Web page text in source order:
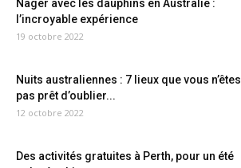
Nager avec les dauphins en Australie :
l’incroyable expérience
19 octobre 2022
Nuits australiennes : 7 lieux que vous n’êtes
pas prêt d’oublier...
12 octobre 2022
Des activités gratuites à Perth, pour un été